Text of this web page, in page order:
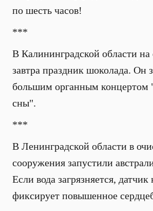
по шесть часов!
***
В Калининградской области на
завтра праздник шоколада. Он
большим органным
сны".
***
В Ленинградской области в
сооружения запустили
Если вода загрязняется,
фиксирует повышенное